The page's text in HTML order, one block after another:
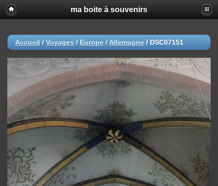
ma boite à souvenirs
Accueil / Voyages / Europe / Allemagne / DSC07151